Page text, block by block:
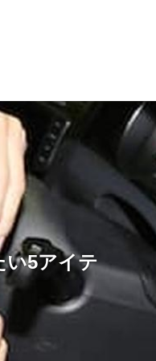
い5アイテ